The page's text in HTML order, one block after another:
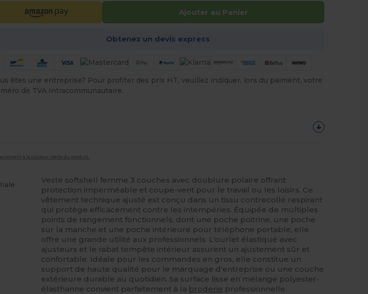
Ajouter au Panier
Obtenez un devis express
êtes une entreprise? Pour profiter des prix HT, veuillez indiquer, lors du paiment, votre
de TVA Intracommunautaire.
à la couleur réelle du produit.
Veste softshell femme 3 couches avec doublure polaire offrant
protection imperméable et coupe-vent pour le travail ou les loisirs. Ce
vêtement technique ajusté est conçu dans un tissu contrecollé respirant
qui protège efficacement contre les intempéries. Équipée de multiples
points de rangement fonctionnels, dont une poche poitrine, une poche
sur la manche et une poche intérieure pour téléphone portable, elle
offre une grande utilité aux professionnels. L'ourlet élastiqué avec
ajusteurs et le rabat tempête intérieur assurent un ajustement sûr et
confortable. Idéale pour les commandes en gros, elle constitue un
support de haute qualité pour le marquage d'entreprise ou une couche
extérieure durable au quotidien. Sa surface lisse en mélange polyester-
élasthanne convient parfaitement à la broderie professionnelle.